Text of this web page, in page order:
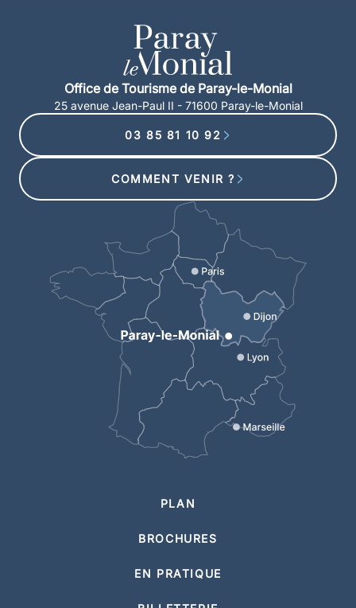
Office de Tourisme de Paray-le-Monial
25 avenue Jean-Paul II - 71600 Paray-le-Monial
03 85 81 10 92
COMMENT VENIR ?
PLAN
BROCHURES
EN PRATIQUE